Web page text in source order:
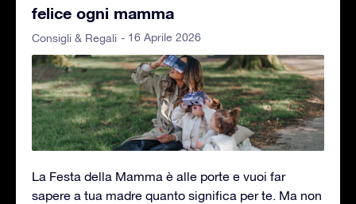
felice ogni mamma
Consigli & Regali - 16 Aprile 2026
La Festa della Mamma è alle porte e vuoi far
sapere a tua madre quanto significa per te. Ma non